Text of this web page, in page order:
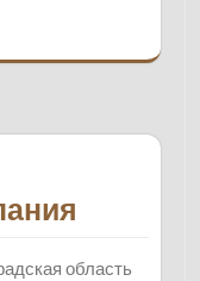
область